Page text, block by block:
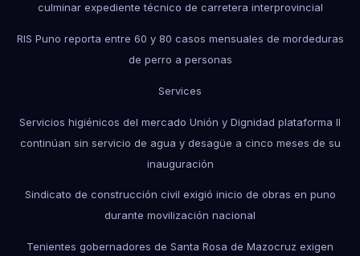
culminar expediente técnico de carretera interprovincial
RIS Puno reporta entre 60 y 80 casos mensuales de mordeduras
de perro a personas
Services
Servicios higiénicos del mercado Unión y Dignidad plataforma II
continúan sin servicio de agua y desagüe a cinco meses de su
inauguración
Sindicato de construcción civil exigió inicio de obras en puno
durante movilización nacional
Tenientes gobernadores de Santa Rosa de Mazocruz exigen